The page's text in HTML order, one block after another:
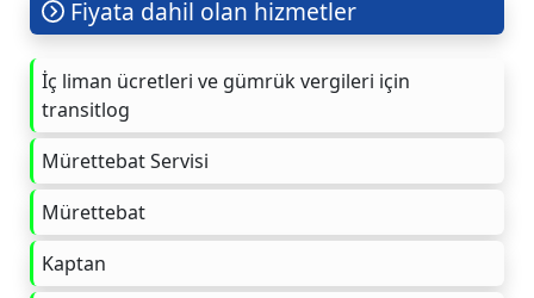
Fiyata dahil olan hizmetler
İç liman ücretleri ve gümrük vergileri için
transitlog
Mürettebat Servisi
Mürettebat
Kaptan